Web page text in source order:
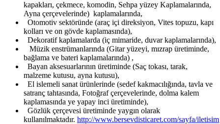
kapakları, çekmece, komodin, Sehpa yüzey Kaplamalarında,
Ayna çerçevelerinde) kaplamalarında,
Otomotiv sektöründe (araç içi direksiyon, Vites topuzu, kapı
kolları ve on gövde kaplamasında),
Dekoratif kaplamalarda (iç mimaride, duvar kaplamalarında),
Müzik enstrümanlarında (Gitar yüzeyi, mızrap üretiminde,
bağlama ve bateri kaplamalarında) ,
Bayan aksesuarlarının üretiminde (Saç tokası, tarak,
malzeme kutusu, ayna kutusu),
El islemeli sanat ürünlerinde (sedef kakmacılığında, tavla ve
satranç tahtasında, Fotoğraf çerçevelerinde, dolma kalem
kaplamasında ye yapay inci üretiminde),
Gözlük çerçevesi üretiminde yaygın olarak
kullanılmaktadır. http://www.bersevdisticaret.com/sayfa/iletisim